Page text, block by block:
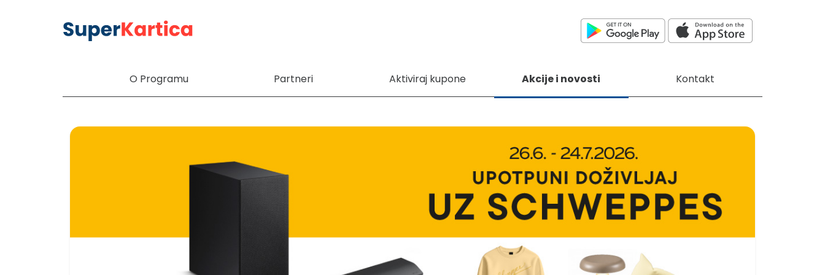
O Programu Partneri Aktiviraj kupone Akcije i novosti Kontakt